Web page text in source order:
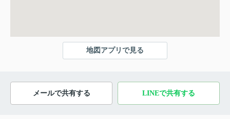
地図アプリで見る
メールで共有する LINEで共有する